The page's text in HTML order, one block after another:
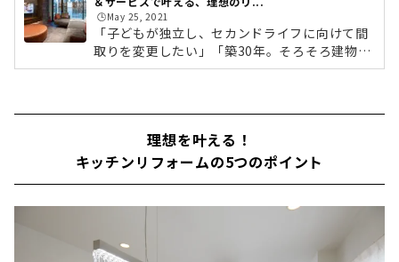
🕒️May 25, 2021
「子どもが独立し、セカンドライフに向けて間
取りを変更したい」「築30年。そろそろ建物の
老朽化が気になってきたからリフォームした
するのは、快適生活提案型のリフォーム専門工
事会社「ナサホーム」。ナサホームでは、水廻
りのリフォームから全面的なリフォームまで、
徹底的に応えたリフォームを提案していただけ
理想を叶える！
キッチンリフォームの5つのポイント